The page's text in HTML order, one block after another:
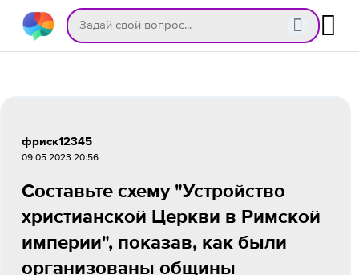
фриск12345
09.05.2023 20:56
Составьте схему "Устройство
христианской Церкви в Римской
империи", показав, как были
организованы общины